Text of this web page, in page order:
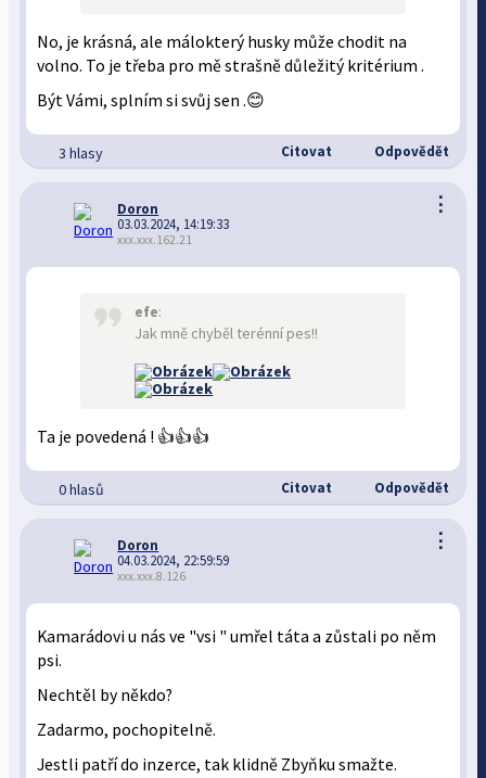
No, je krásná, ale málokterý husky může chodit na
volno. To je třeba pro mě strašně důležitý kritérium .
Být Vámi, splním si svůj sen .😊
3 hlasy Citovat Odpovědět
⋮
Doron
03.03.2024, 14:19:33
xxx.xxx.162.21
efe:
Jak mně chyběl terénní pes!!
Ta je povedená ! 👍👍👍
0 hlasů Citovat Odpovědět
⋮
Doron
04.03.2024, 22:59:59
xxx.xxx.8.126
Kamarádovi u nás ve "vsi " umřel táta a zůstali po něm
psi.
Nechtěl by někdo?
Zadarmo, pochopitelně.
Jestli patří do inzerce, tak klidně Zbyňku smažte.